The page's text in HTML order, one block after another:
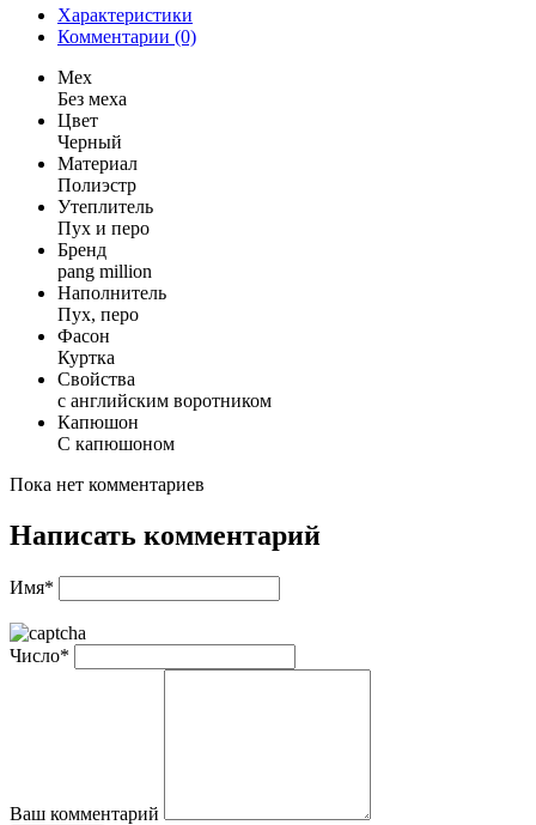
Характеристики
Комментарии (0)
Мех
Без меха
Цвет
Черный
Материал
Полиэстр
Утеплитель
Пух и перо
Бренд
pang million
Наполнитель
Пух, перо
Фасон
Куртка
Свойства
с английским воротником
Капюшон
С капюшоном
Пока нет комментариев
Написать комментарий
Имя*
Число*
Ваш комментарий